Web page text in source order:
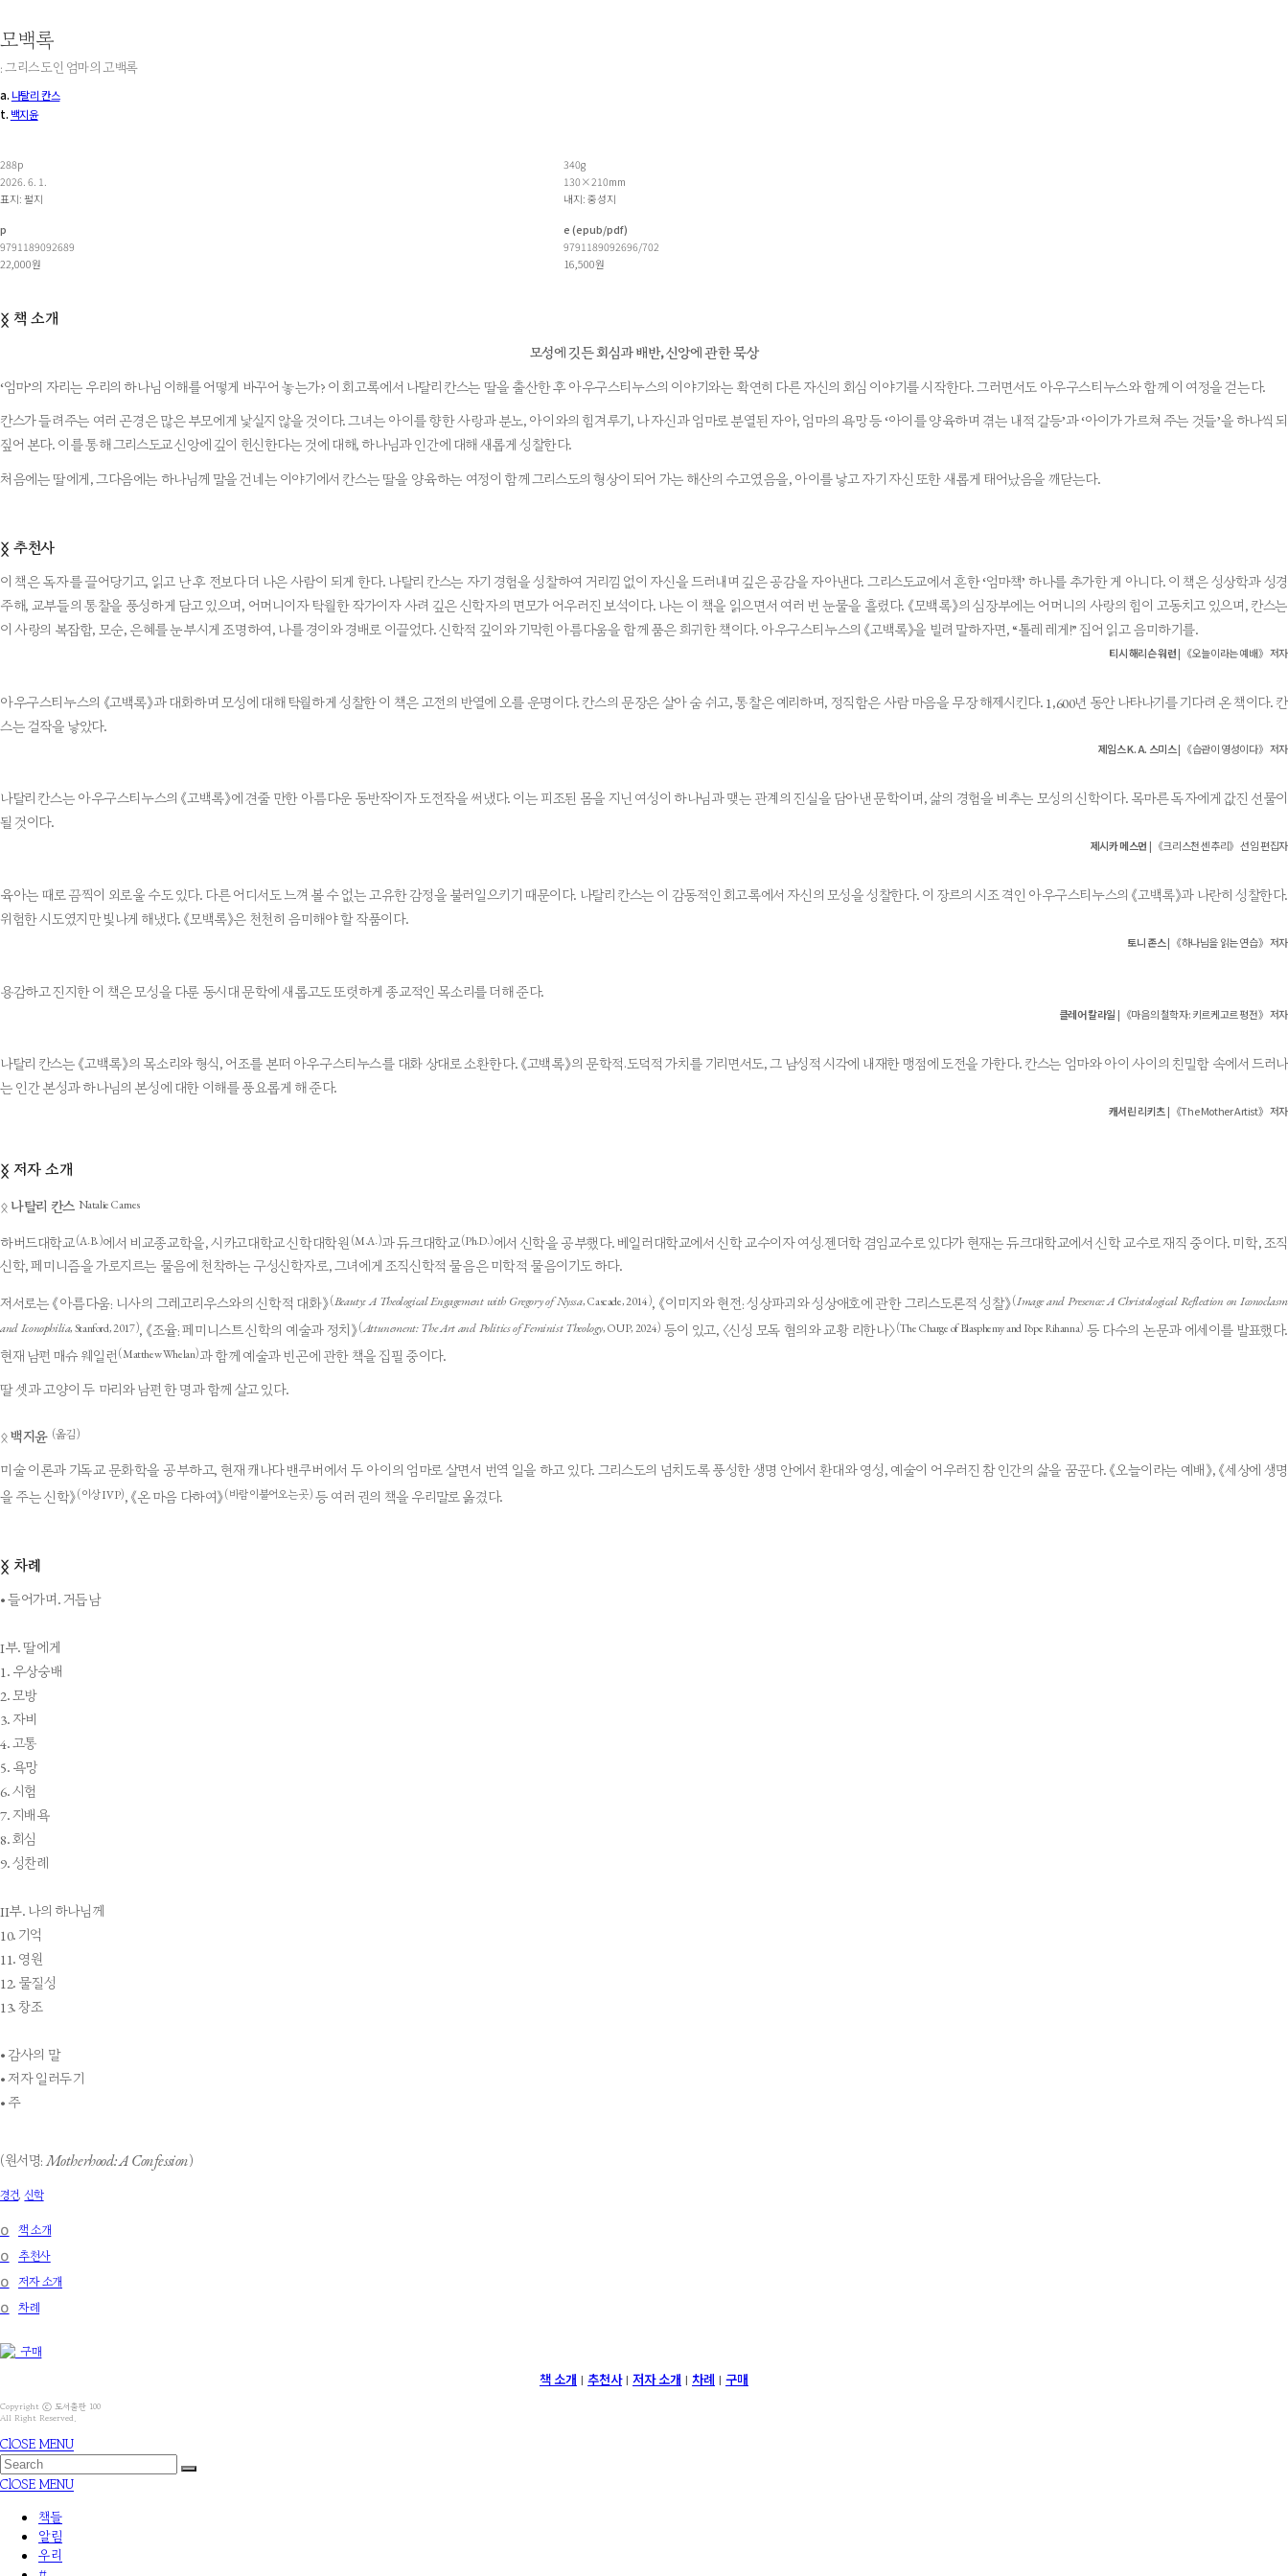
모백록
: 그리스도인 엄마의 고백록
a. 나탈리 칸스
t. 백지윤
288p
340g
2026. 6. 1.
130×210mm
표지: 펄지
내지: 중성지
p
e (epub/pdf)
9791189092689
9791189092696/702
22,000원
16,500원
ᛝ 책 소개
모성에 깃든 회심과 배반, 신앙에 관한 묵상
‘엄마’의 자리는 우리의 하나님 이해를 어떻게 바꾸어 놓는가? 이 회고록에서 나탈리 칸스는 딸을 출산한 후 아우구스티누스의 이야기와는 확연히 다른 자신의 회심 이야기를 시작한다. 그러면서도 아우구스티누스와 함께 이 여정을 걷는다.
칸스가 들려주는 여러 곤경은 많은 부모에게 낯설지 않을 것이다. 그녀는 아이를 향한 사랑과 분노, 아이와의 힘겨루기, 나 자신과 엄마로 분열된 자아, 엄마의 욕망 등 ‘아이를 양육하며 겪는 내적 갈등’과 ‘아이가 가르쳐 주는 것들’을 하나씩 되
짚어 본다. 이를 통해 그리스도교 신앙에 깊이 헌신한다는 것에 대해, 하나님과 인간에 대해 새롭게 성찰한다.
처음에는 딸에게, 그다음에는 하나님께 말을 건네는 이야기에서 칸스는 딸을 양육하는 여정이 함께 그리스도의 형상이 되어 가는 해산의 수고였음을, 아이를 낳고 자기 자신 또한 새롭게 태어났음을 깨닫는다.
ᛝ 추천사
이 책은 독자를 끌어당기고, 읽고 난 후 전보다 더 나은 사람이 되게 한다. 나탈리 칸스는 자기 경험을 성찰하여 거리낌 없이 자신을 드러내며 깊은 공감을 자아낸다. 그리스도교에서 흔한 ‘엄마책’ 하나를 추가한 게 아니다. 이 책은 성상학과 성경
주해, 교부들의 통찰을 풍성하게 담고 있으며, 어머니이자 탁월한 작가이자 사려 깊은 신학자의 면모가 어우러진 보석이다. 나는 이 책을 읽으면서 여러 번 눈물을 흘렸다. 《모백록》의 심장부에는 어머니의 사랑의 힘이 고동치고 있으며, 칸스는
이 사랑의 복잡함, 모순, 은혜를 눈부시게 조명하여, 나를 경이와 경배로 이끌었다. 신학적 깊이와 기막힌 아름다움을 함께 품은 희귀한 책이다. 아우구스티누스의 《고백록》을 빌려 말하자면, “톨레 레게!” 집어 읽고 음미하기를.
티시 해리슨 워런| 《오늘이라는 예배》 저자
아우구스티누스의 《고백록》과 대화하며 모성에 대해 탁월하게 성찰한 이 책은 고전의 반열에 오를 운명이다. 칸스의 문장은 살아 숨 쉬고, 통찰은 예리하며, 정직함은 사람 마음을 무장 해제시킨다. 1,600년 동안 나타나기를 기다려 온 책이다. 칸
스는 걸작을 낳았다.
제임스 K. A. 스미스| 《습관이 영성이다》 저자
나탈리 칸스는 아우구스티누스의 《고백록》에 견줄 만한 아름다운 동반작이자 도전작을 써냈다. 이는 피조된 몸을 지닌 여성이 하나님과 맺는 관계의 진실을 담아낸 문학이며, 삶의 경험을 비추는 모성의 신학이다. 목마른 독자에게 값진 선물이
될 것이다.
제시카 메스먼 | 《크리스천 센추리》 선임 편집자
육아는 때로 끔찍이 외로울 수도 있다. 다른 어디서도 느껴 볼 수 없는 고유한 감정을 불러일으키기 때문이다. 나탈리 칸스는 이 감동적인 회고록에서 자신의 모성을 성찰한다. 이 장르의 시조 격인 아우구스티누스의 《고백록》과 나란히 성찰한다.
위험한 시도였지만 빛나게 해냈다. 《모백록》은 천천히 음미해야 할 작품이다.
토니 존스| 《하나님을 읽는 연습》 저자
용감하고 진지한 이 책은 모성을 다룬 동시대 문학에 새롭고도 또렷하게 종교적인 목소리를 더해 준다.
클레어 칼라일 | 《마음의 철학자: 키르케고르 평전》 저자
나탈리 칸스는 《고백록》의 목소리와 형식, 어조를 본떠 아우구스티누스를 대화 상대로 소환한다. 《고백록》의 문학적·도덕적 가치를 기리면서도, 그 남성적 시각에 내재한 맹점에 도전을 가한다. 칸스는 엄마와 아이 사이의 친밀함 속에서 드러나
는 인간 본성과 하나님의 본성에 대한 이해를 풍요롭게 해 준다.
캐서린 리키츠| 《The Mother Artist》 저자
ᛝ 저자 소개
ᛟ 나탈리 칸스 Natalie Carnes
하버드대학교(A.B.)에서 비교종교학을, 시카고대학교 신학대학원 (M.A.)과 듀크대학교(Ph.D.)에서 신학을 공부했다. 베일러대학교에서 신학 교수이자 여성·젠더학 겸임교수로 있다가 현재는 듀크대학교에서 신학 교수로 재직 중이다. 미학, 조직
신학, 페미니즘을 가로지르는 물음에 천착하는 구성신학자로, 그녀에게 조직신학적 물음은 미학적 물음이기도 하다.
저서로는 《아름다움: 니사의 그레고리우스와의 신학적 대화》(Beauty: A Theological Engagement with Gregory of Nyssa, Cascade, 2014), 《이미지와 현전: 성상파괴와 성상애호에 관한 그리스도론적 성찰》(Image and Presence: A Christological Reflection on Iconoclasm
and Iconophilia, Stanford, 2017), 《조율: 페미니스트 신학의 예술과 정치》(Attunement: The Art and Politics of Feminist Theology, OUP, 2024) 등이 있고, 〈신성 모독 혐의와 교황 리한나〉(The Charge of Blasphemy and Pope Rihanna) 등 다수의 논문과 에세이를 발표했다.
현재 남편 매슈 웨일런 (Matthew Whelan)과 함께 예술과 빈곤에 관한 책을 집필 중이다.
딸 셋과 고양이 두 마리와 남편 한 명과 함께 살고 있다.
ᛟ백지윤 (옮김)
미술 이론과 기독교 문화학을 공부하고, 현재 캐나다 밴쿠버에서 두 아이의 엄마로 살면서 번역 일을 하고 있다. 그리스도의 넘치도록 풍성한 생명 안에서 환대와 영성, 예술이 어우러진 참 인간의 삶을 꿈꾼다. 《오늘이라는 예배》, 《세상에 생명
을 주는 신학》(이상 IVP), 《온 마음 다하여》(바람이불어오는곳) 등 여러 권의 책을 우리말로 옮겼다.
ᛝ 차례
• 들어가며. 거듭남
I부. 딸에게
1. 우상숭배
2. 모방
3. 자비
4. 고통
5. 욕망
6. 시험
7. 지배욕
8. 회심
9. 성찬례
II부. 나의 하나님께
10. 기억
11. 영원
12. 물질성
13. 창조
• 감사의 말
• 저자 일러두기
• 주
(원서명:Motherhood: A Confession)
경건,신학
໐ 책 소개
໐ 추천사
໐ 저자 소개
໐ 차례
구매
책 소개 | 추천사| 저자 소개 | 차례 | 구매
Copyright ⓒ 도서출판 100
All Right Reserved.
ClOSE MENU
ClOSE MENU
책들
알림
우리